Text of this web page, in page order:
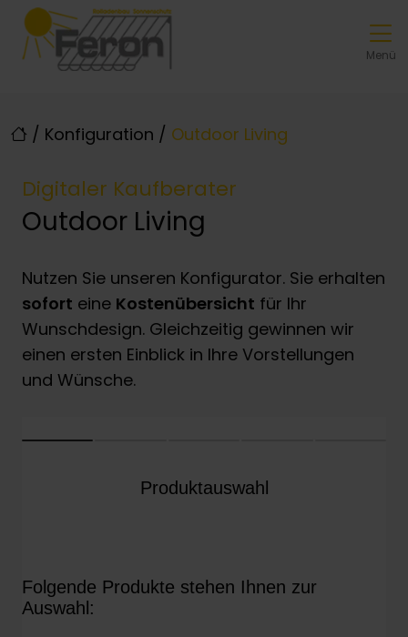
zur Top-Navigation
zur Hauptnavigation
Inhalt springen
zum Footer
Hauptnavigation
Menü
/ Konfiguration / Outdoor Living
Digitaler Kaufberater
Outdoor Living
Nutzen Sie unseren Konfigurator. Sie erhalten
sofort eine Kostenübersicht für Ihr
Wunschdesign. Gleichzeitig gewinnen wir
einen ersten Einblick in Ihre Vorstellungen
und Wünsche.